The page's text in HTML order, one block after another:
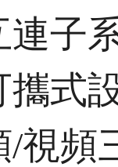
連子
攜式
/視頻